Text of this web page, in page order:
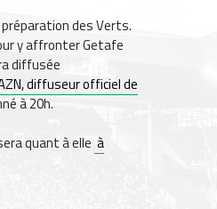
des Verts.
y affronter Getafe
diffusée
diffuseur officiel de
à 20h.
quant à elle à